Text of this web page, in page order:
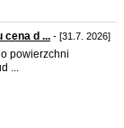
cena d ... - [31.7. 2026]
powierzchni
...